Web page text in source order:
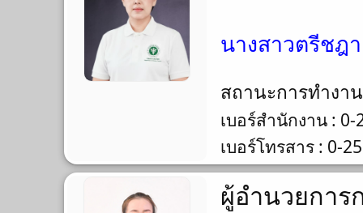
นางสาวตรีชฎ
สถานะการทำงา
เบอร์สำนักงาน : 0-
เบอร์โทรสาร : 0-
ผู้อำนวยกา